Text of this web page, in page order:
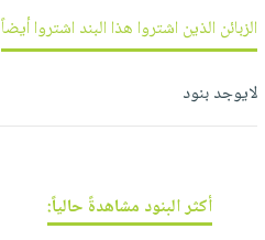
اكسسوارات
ملابس
مطرزات
حقائب
بالذات
iKitab
حدود
نيل
الشركة
حسابك
الأمنيات
الزبائن الذين اشتروا هذا البند اشتروا أيضاً
لايوجد بنود
أكثر البنود مشاهدةً حالياً: